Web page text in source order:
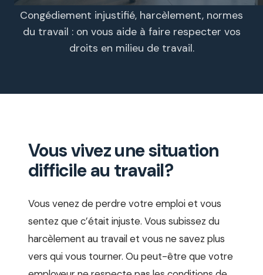
Congédiement injustifié, harcèlement, normes
du travail : on vous aide à faire respecter vos
droits en milieu de travail.
Vous vivez une situation
difficile au travail?
Vous venez de perdre votre emploi et vous
sentez que c’était injuste. Vous subissez du
harcèlement au travail et vous ne savez plus
vers qui vous tourner. Ou peut-être que votre